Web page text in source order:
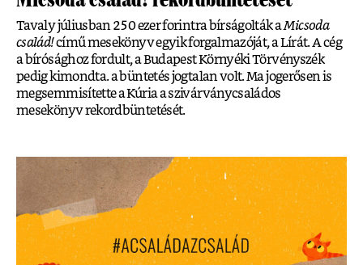
Tavaly júliusban 250 ezer forintra bírságolták aMicsoda
család!című mesekönyv egyik forgalmazóját, a Lírát. A cég
a bírósághoz fordult, a Budapest Környéki Törvényszék
pedig kimondta. a büntetés jogtalan volt. Ma jogerősen is
megsemmisítette a Kúria a szivárványcsaládos
mesekönyv rekordbüntetését.